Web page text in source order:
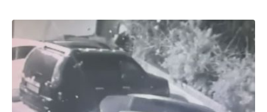
09.06.2026